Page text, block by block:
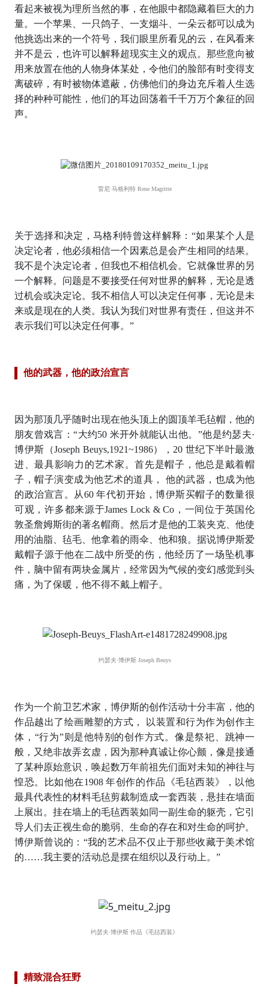
看起来被视为理所当然的事，在他眼中都隐藏着巨大的力
量。一个苹果、一只鸽子、一支烟斗、一朵云都可以成为
他挑选出来的一个符号，我们眼里所看见的云，在风看来
并不是云，也许可以解释超现实主义的观点。那些意向被
用来放置在他的人物身体某处，令他们的脸部有时变得支
离破碎，有时被物体遮蔽，仿佛他们的身边充斥着人生选
择的种种可能性，他们的耳边回荡着千千万万个象征的回
声。
雷尼·马格利特 Rene Magritte
关于选择和决定，马格利特曾这样解释：“如果某个人是
决定论者，他必须相信一个因素总是会产生相同的结果。
我不是个决定论者，但我也不相信机会。它就像世界的另
一个解释。问题是不要接受任何对世界的解释，无论是透
过机会或决定论。我不相信人可以决定任何事，无论是未
来或是现在的人类。我认为我们对世界有责任，但这并不
表示我们可以决定任何事。”
他的武器，他的政治宣言
因为那顶几乎随时出现在他头顶上的圆顶羊毛毡帽，他的
朋友曾戏言：“大约50 米开外就能认出他。”他是约瑟夫·
博伊斯（Joseph Beuys,1921~1986），20 世纪下半叶最激
进、最具影响力的艺术家。首先是帽子，他总是戴着帽
子，帽子演变成为他艺术的道具， 他的武器，也成为他
的政治宣言。从60 年代初开始，博伊斯买帽子的数量很
可观，许多都来源于James Lock & Co，一间位于英国伦
敦圣詹姆斯街的著名帽商。然后才是他的工装夹克、他使
用的油脂、毡毛、他拿着的雨伞、他和狼。据说博伊斯爱
戴帽子源于他在二战中所受的伤，他经历了一场坠机事
件，脑中留有两块金属片，经常因为气候的变幻感觉到头
痛，为了保暖，他不得不戴上帽子。
约瑟夫·博伊斯 Joseph Beuys
作为一个前卫艺术家，博伊斯的创作活动十分丰富，他的
作品越出了绘画雕塑的方式， 以装置和行为作为创作主
体，“行为”则是他特别的创作方式。像是祭祀、跳神一
般，又绝非故弄玄虚，因为那种真诚让你心颤，像是接通
了某种原始意识，唤起数万年前祖先们面对未知的神往与
惶恐。比如他在1908 年创作的作品《毛毡西装》，以他
最具代表性的材料毛毡剪裁制造成一套西装，悬挂在墙面
上展出。挂在墙上的毛毡西装如同一副生命的躯壳，它引
导人们去正视生命的脆弱、生命的存在和对生命的呵护。
博伊斯曾说的：“我的艺术品不仅止于那些收藏于美术馆
的……我主要的活动总是摆在组织以及行动上。”
约瑟夫·博伊斯 作品《毛毡西装》
精致混合狂野